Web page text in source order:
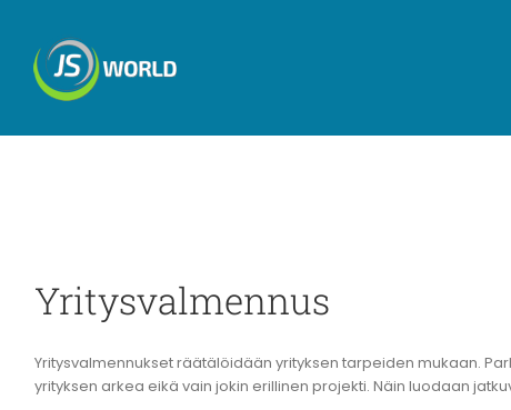
content
Yritysvalmennus
Yritysvalmennukset räätälöidään yrityksen tarpeiden mukaan.
yrityksen arkea eikä vain jokin erillinen projekti. Näin luodaan